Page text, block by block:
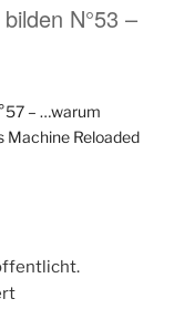
N°53 –
– …warum
Machine Reloaded